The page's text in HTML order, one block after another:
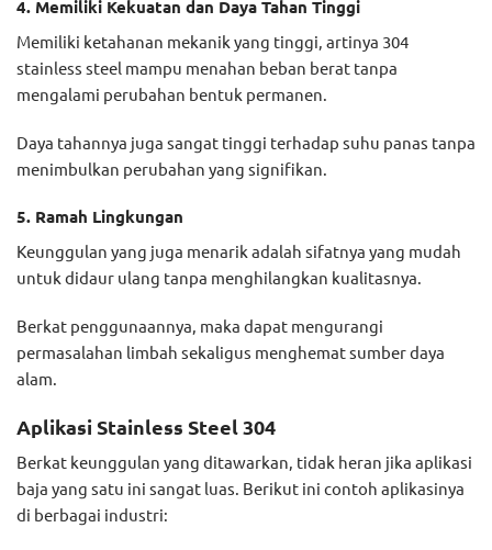
4. Memiliki Kekuatan dan Daya Tahan Tinggi
Memiliki ketahanan mekanik yang tinggi, artinya 304
stainless steel mampu menahan beban berat tanpa
mengalami perubahan bentuk permanen.
Daya tahannya juga sangat tinggi terhadap suhu panas tanpa
menimbulkan perubahan yang signifikan.
5. Ramah Lingkungan
Keunggulan yang juga menarik adalah sifatnya yang mudah
untuk didaur ulang tanpa menghilangkan kualitasnya.
Berkat penggunaannya, maka dapat mengurangi
permasalahan limbah sekaligus menghemat sumber daya
alam.
Aplikasi Stainless Steel 304
Berkat keunggulan yang ditawarkan, tidak heran jika aplikasi
baja yang satu ini sangat luas. Berikut ini contoh aplikasinya
di berbagai industri: